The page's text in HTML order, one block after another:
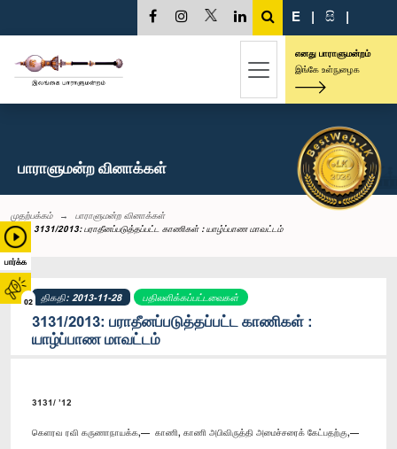
பார்க்க
02
E | සි |
எனது பாராளுமன்றம்
இங்கே உள்நுழைக
பாராளுமன்ற வினாக்கள்
முதற்பக்கம்
பாராளுமன்ற வினாக்கள்
3131/2013: பராதீனப்படுத்தப்பட்ட காணிகள் : யாழ்ப்பாண மாவட்டம்
திகதி: 2013-11-28 பதிலளிக்கப்பட்டவைகள்
3131/2013: பராதீனப்படுத்தப்பட்ட காணிகள் :
யாழ்ப்பாண மாவட்டம்
3131/ ’12
கெளரவ ரவி கருணாநாயக்க,— காணி, காணி அபிவிருத்தி அமைச்சரைக் கேட்பதற்கு,—